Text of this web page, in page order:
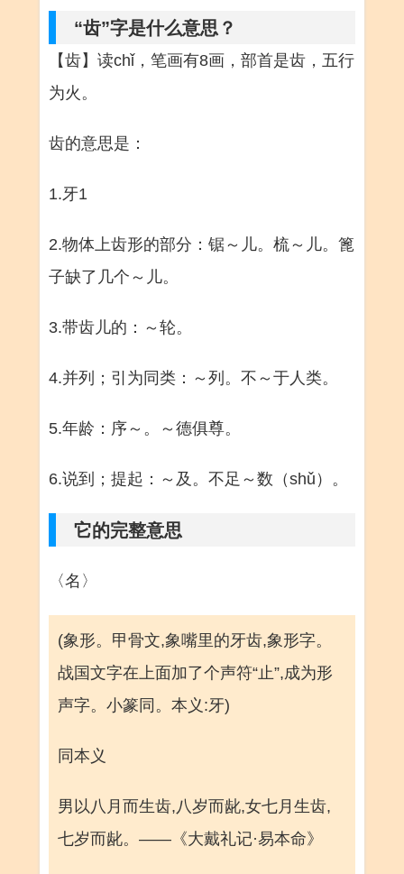
“齿”字是什么意思？
【齿】读chǐ，笔画有8画，部首是齿，五行
为火。
齿的意思是：
1.牙1
2.物体上齿形的部分：锯～儿。梳～儿。篦
子缺了几个～儿。
3.带齿儿的：～轮。
4.并列；引为同类：～列。不～于人类。
5.年龄：序～。～德俱尊。
6.说到；提起：～及。不足～数（shǔ）。
它的完整意思
〈名〉
(象形。甲骨文,象嘴里的牙齿,象形字。
战国文字在上面加了个声符“止”,成为形
声字。小篆同。本义:牙)
同本义
男以八月而生齿,八岁而龀,女七月生齿,
七岁而龀。——《大戴礼记·易本命》